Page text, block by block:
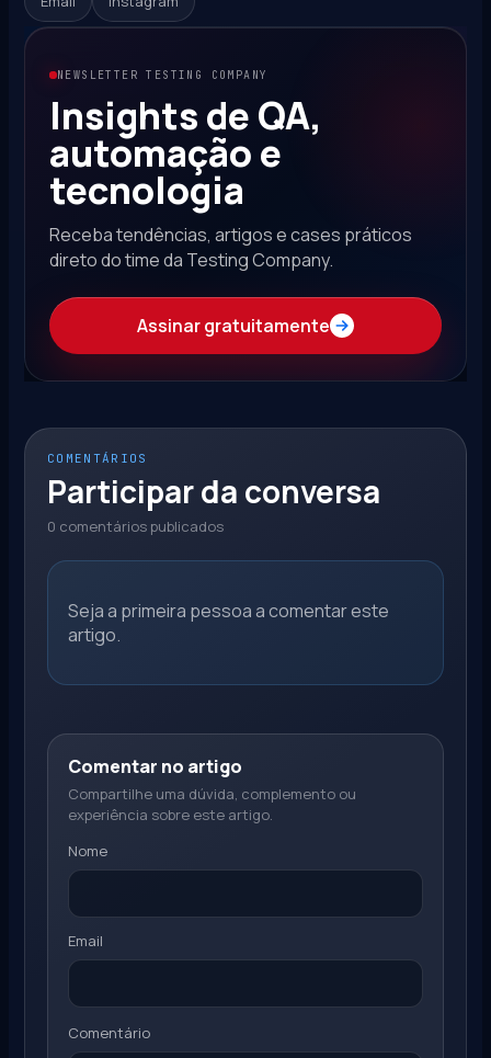
NEWSLETTER TESTING COMPANY
Insights de QA,
automação e
tecnologia
Receba tendências, artigos e cases práticos
direto do time da Testing Company.
Assinar gratuitamente
COMENTÁRIOS
Participar da conversa
0 comentários publicados
Seja a primeira pessoa a comentar este
artigo.
Comentar no artigo
Compartilhe uma dúvida, complemento ou
experiência sobre este artigo.
Nome
Email
Comentário